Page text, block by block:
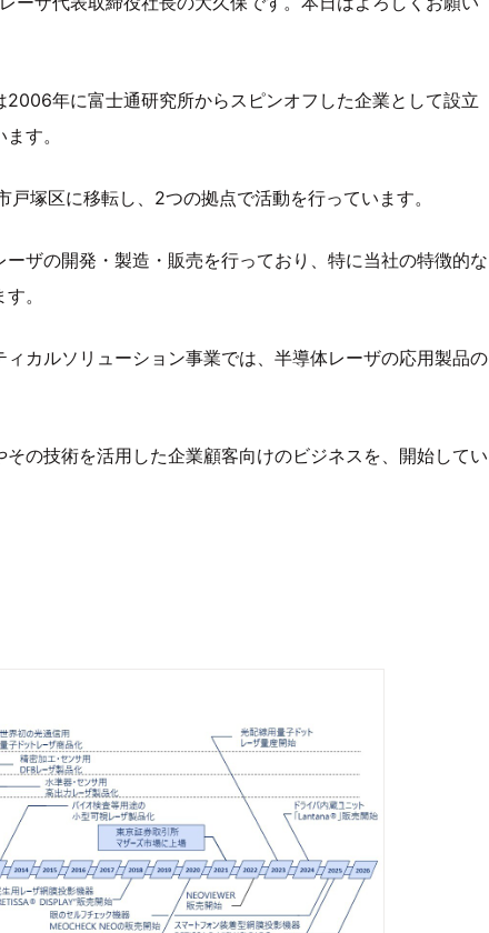
年に富士通研究所からスピンオフした企業として設立
す。
塚区に移転し、2つの拠点で活動を行っています。
ザの開発・製造・販売を行っており、特に当社の特徴的な
。
カルソリューション事業では、半導体レーザの応用製品の
の技術を活用した企業顧客向けのビジネスを、開始してい